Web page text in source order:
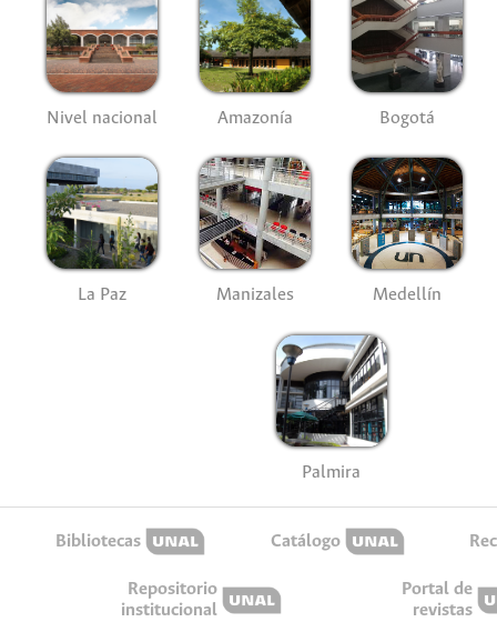
Nivel nacional Amazonía Bogotá
La Paz Manizales Medellín
Palmira
Bibliotecas Catálogo
Repositorio
institucional
Portal de
revistas